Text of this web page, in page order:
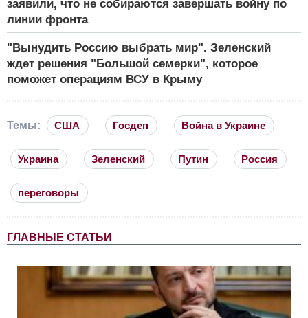
заявили, что не собираются завершать войну по
линии фронта
"Вынудить Россию выбрать мир". Зеленский
ждет решения "Большой семерки", которое
поможет операциям ВСУ в Крыму
Темы: США Госдеп Война в Украине
Украина Зеленский Путин Россия
переговоры
ГЛАВНЫЕ СТАТЬИ